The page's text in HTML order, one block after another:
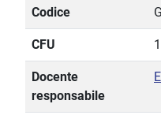
Codice
CFU 1
Docente
responsabile